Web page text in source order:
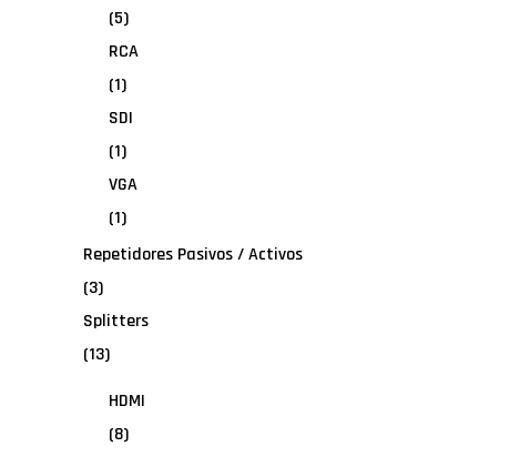
(5)
RCA
(1)
SDI
(1)
VGA
(1)
Repetidores Pasivos / Activos
(3)
Splitters
(13)
HDMI
(8)